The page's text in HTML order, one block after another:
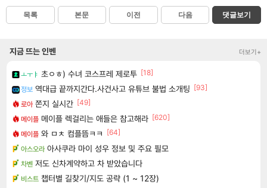
목록 본문 이전 다음 댓글보기
지금 뜨는 인벤 더보기+
ㅗㅜㅑ 초ㅇㅎ) 수녀 코스프레 제로투 [18]
정보 역대급 끝까지간다.사건사고 유튜브 불법 소개팅 [93]
로아 쫀지 실시간 [49]
메이플 메이플 렉걸리는 애들은 참고해라 [620]
메이플 와 ㅁㅊ 컴플뜸ㅋㅋ
[64]
아스오라 아사쿠라 마이 성우 정보 및 주요 필모
차벤 저도 신차계약하고 차 받았습니다
비스트 챕터별 길찾기/지도 공략 (1 ~ 12장)